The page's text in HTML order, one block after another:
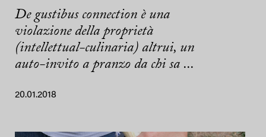
De gustibus connection è una
violazione della proprietà
(intellettual-culinaria) altrui, un
auto-invito a pranzo da chi sa ...
20.01.2018